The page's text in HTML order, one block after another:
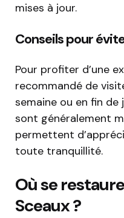
mises à jour.
Conseils pour
Pour profiter d’une
recommandé de
semaine ou en fin de
sont généralement
permettent
toute tranquillité.
Où se
Sceaux ?